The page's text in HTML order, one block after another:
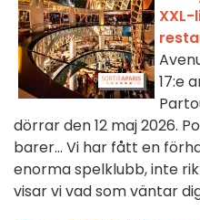
17:e
dörrar den 12 maj 2026.
barer... Vi har fått en
enorma spelklubb, inte
visar vi vad som väntar